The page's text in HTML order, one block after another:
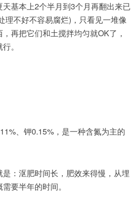
基本上2个半月到3个月再翻出来已
理不好不容易腐烂)，只看见一堆像
再把它们和土搅拌均匀就OK了，
。
、钾0.15%，是一种含氮为主的
：沤肥时间长，肥效来得慢，从埋
要半年的时间。